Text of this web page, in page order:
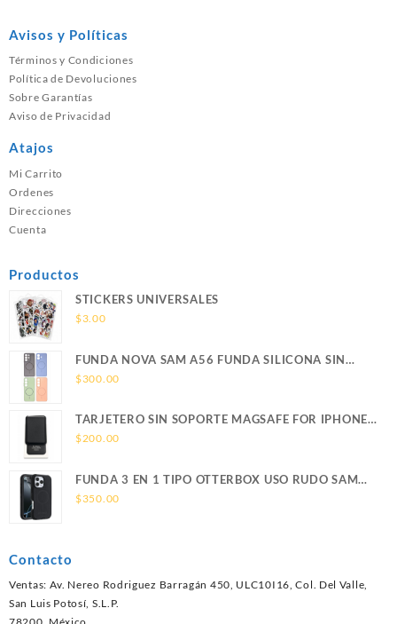
Avisos y Políticas
Términos y Condiciones
Política de Devoluciones
Sobre Garantías
Aviso de Privacidad
Atajos
Mi Carrito
Ordenes
Direcciones
Cuenta
Productos
STICKERS UNIVERSALES
$3.00
FUNDA NOVA SAM A56 FUNDA SILICONA SIN
SOPORTE MAGNETICO SAMSUNG
$300.00
TARJETERO SIN SOPORTE MAGSAFE FOR IPHONE
LEATHER WALLET MAGSAFE
$200.00
FUNDA 3 EN 1 TIPO OTTERBOX USO RUDO SAM
S26 ULTRA SAMSUNG S26 ULTRA
$350.00
Contacto
Ventas: Av. Nereo Rodriguez Barragán 450, ULC10I16, Col. Del Valle,
San Luis Potosí, S.L.P.